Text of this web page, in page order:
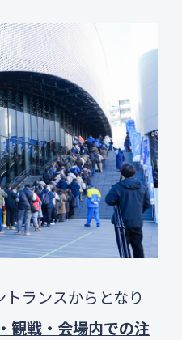
ランスからとなり
観戦・会場内での注